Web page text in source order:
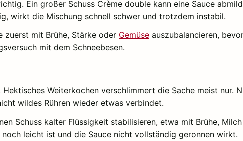
Ein großer Schuss Crème double kann eine Sauce
wirkt die Mischung schnell schwer und trotzdem instabil.
zuerst mit Brühe, Stärke oder Gemüse auszubalancieren,
mit dem Schneebesen.
Weiterkochen verschlimmert die Sache meist nur.
wildes Rühren wieder etwas verbindet.
Schuss kalter Flüssigkeit stabilisieren, etwa mit Brühe,
leicht ist und die Sauce nicht vollständig geronnen wirkt.